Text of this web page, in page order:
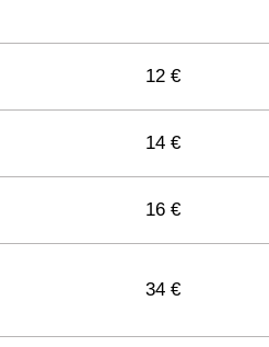
12 €
14 €
16 €
34 €